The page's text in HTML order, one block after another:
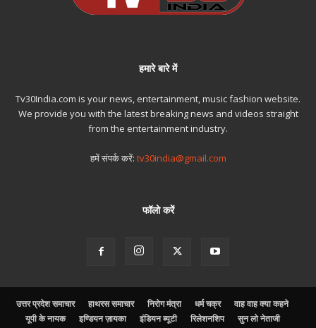
हमारे बारे में
Tv30India.com is your news, entertainment, music fashion website.
We provide you with the latest breaking news and videos straight
from the entertainment industry.
हमें संपर्क करें: tv30india@gmail.com
फॉलो करें
उत्तर प्रदेश समाचार हाथरस समाचार निरोग मंत्रा धर्म चक्र
वाह वाह क्या कहने
यूपी के नायक
इण्डियन ज़ायका इंडियन ब्यूटी रिलेशनशिप
सुन लो नेताजी